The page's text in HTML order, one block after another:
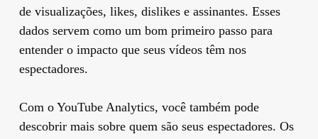
de visualizações, likes, dislikes e assinantes. Esses
dados servem como um bom primeiro passo para
entender o impacto que seus vídeos têm nos
espectadores.
Com o YouTube Analytics, você também pode
descobrir mais sobre quem são seus espectadores. Os